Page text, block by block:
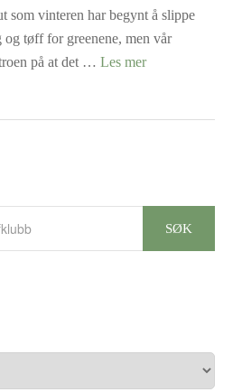
som vinteren har begynt å slippe
tøff for greenene, men vår
på at det … Les mer
SØK